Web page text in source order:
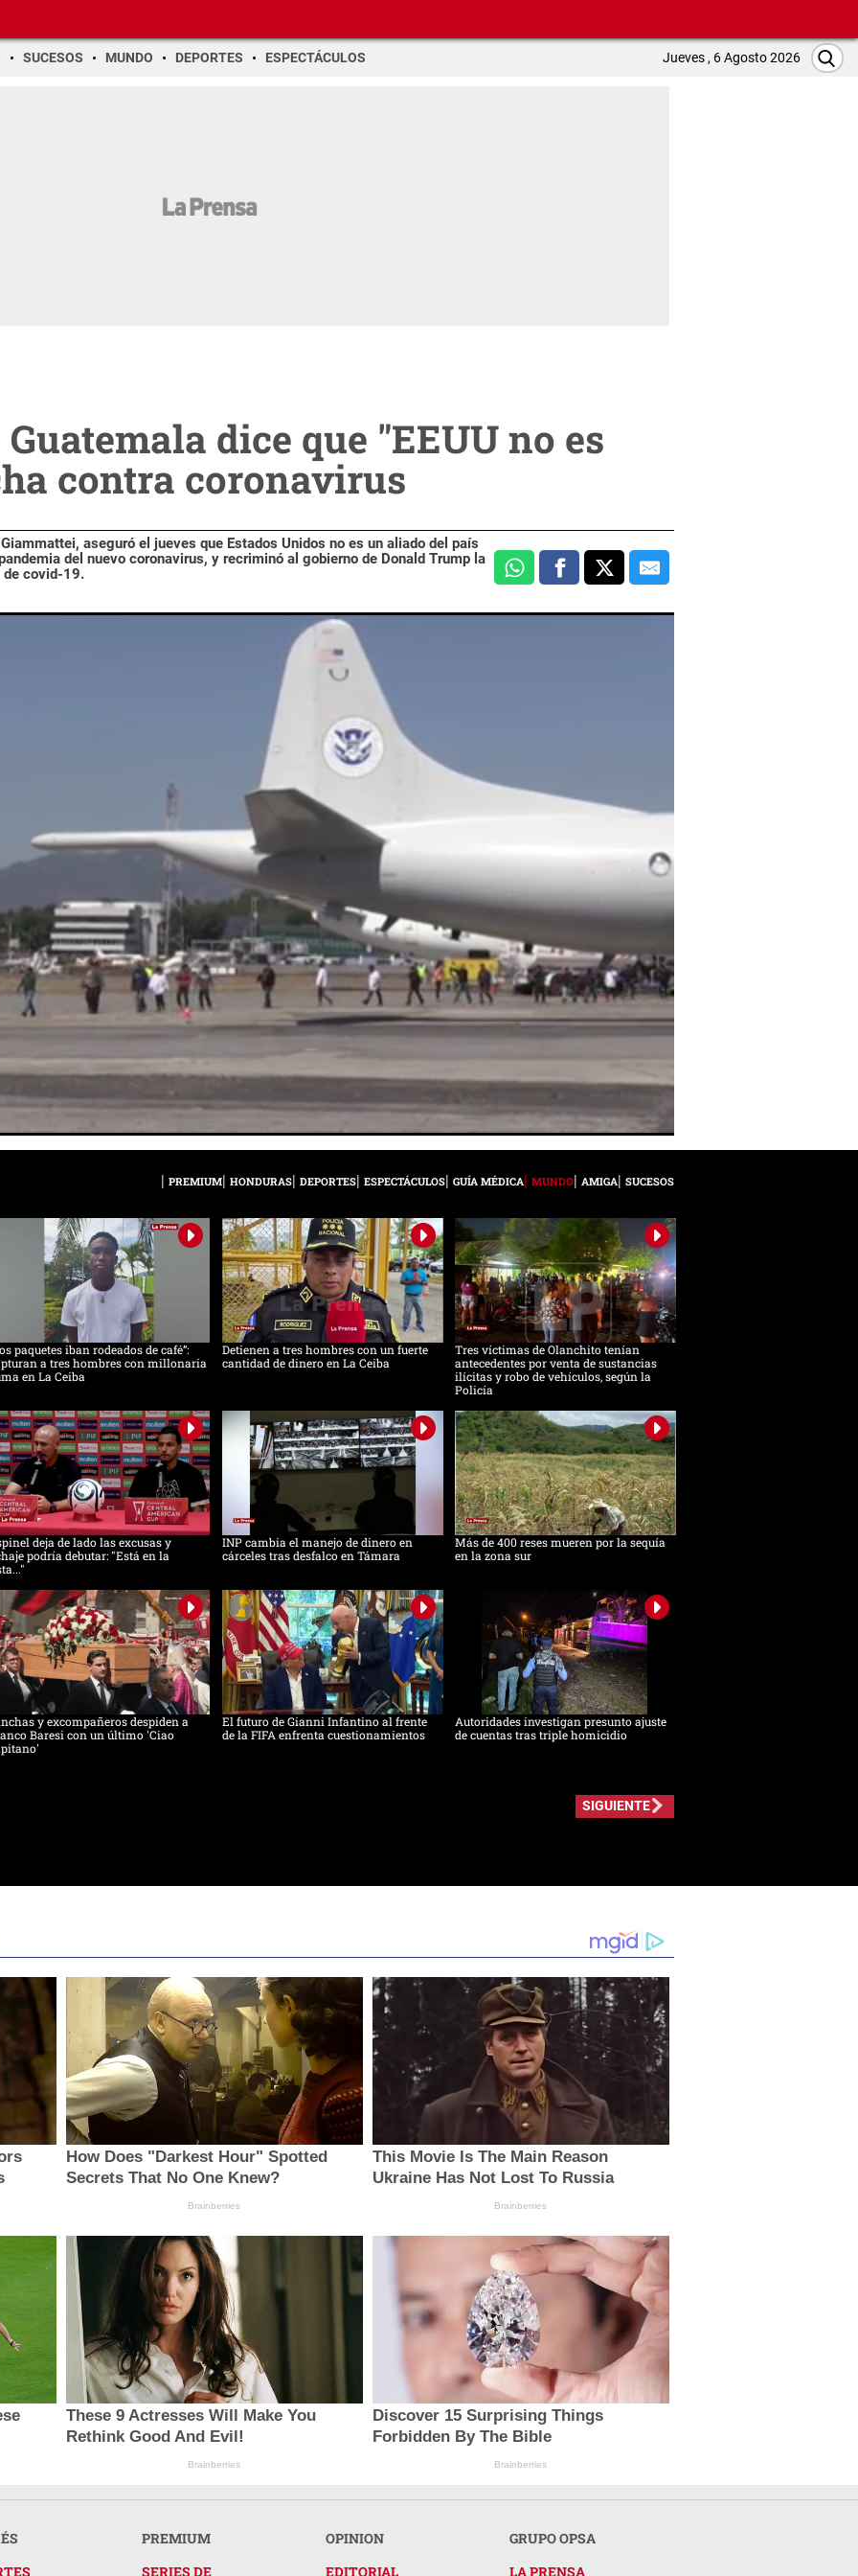
SUCESOS MUNDO DEPORTES ESPECTÁCULOS Jueves , 6 Agosto 2026
dice que "EEUU no es
contra coronavirus
aseguró el jueves que Estados Unidos no es un aliado del país
del nuevo coronavirus, y recriminó al gobierno de Donald Trump la
de covid-19.
PREMIUM HONDURAS DEPORTES ESPECTÁCULOS GUÍA MÉDICA MUNDO AMIGA SUCESOS
paquetes iban rodeados de café”:
a tres hombres con millonaria
en La Ceiba
Detienen a tres hombres con un fuerte
cantidad de dinero en La Ceiba
Tres víctimas de Olanchito tenían
antecedentes por venta de sustancias
ilícitas y robo de vehículos, según la
Policía
deja de lado las excusas y
podría debutar: "Está en la
INP cambia el manejo de dinero en
cárceles tras desfalco en Támara
Más de 400 reses mueren por la sequía
en la zona sur
y excompañeros despiden a
Baresi con un último 'Ciao
El futuro de Gianni Infantino al frente
de la FIFA enfrenta cuestionamientos
Autoridades investigan presunto ajuste
de cuentas tras triple homicidio
SIGUIENTE
How Does "Darkest Hour" Spotted
Secrets That No One Knew?
Brainberries
This Movie Is The Main Reason
Ukraine Has Not Lost To Russia
Brainberries
These 9 Actresses Will Make You
Rethink Good And Evil!
Brainberries
Discover 15 Surprising Things
Forbidden By The Bible
Brainberries
PREMIUM
SERIES DE
OPINION
EDITORIAL
GRUPO OPSA
LA PRENSA